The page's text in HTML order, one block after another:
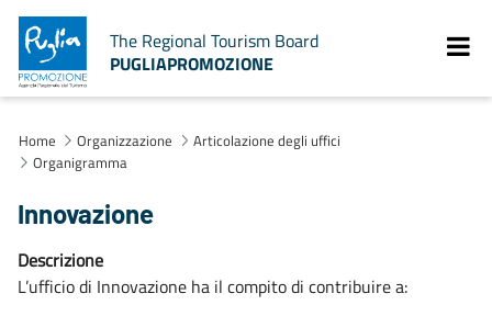
The Regional Tourism Board
PUGLIAPROMOZIONE
Home Organizzazione
Articolazione degli uffici
Organigramma
Innovazione
Descrizione
L’ufficio di Innovazione ha il compito di contribuire a: